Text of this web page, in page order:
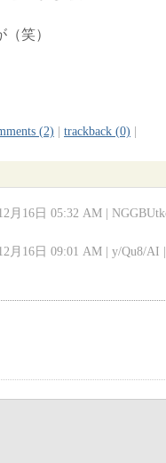
笑）
(2) trackback (0)
月16日 05:32 AM |
月16日 09:01 AM | y/Qu8/AI |